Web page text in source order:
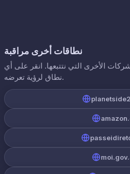
نطاقات أخرى مراقبة
الأخرى التي نتتبعها. انقر على أي
نطاق لرؤية تعرضه.